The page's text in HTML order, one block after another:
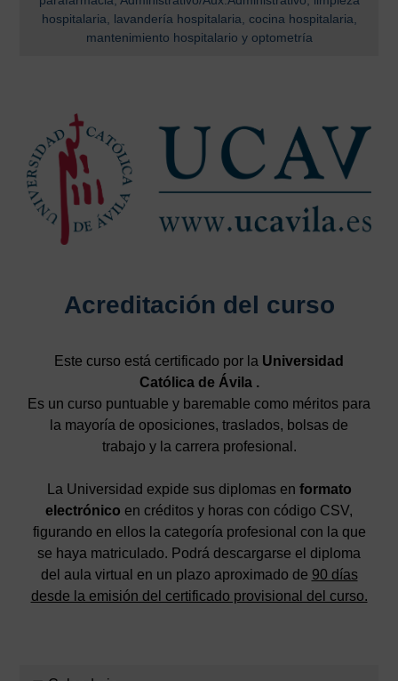
hospitalaria, lavandería hospitalaria, cocina hospitalaria,
mantenimiento hospitalario y optometría
Acreditación del curso
Este curso está certificado por la Universidad
Católica de Ávila .
Es un curso puntuable y baremable como méritos para
la mayoría de oposiciones, traslados, bolsas de
trabajo y la carrera profesional.
La Universidad expide sus diplomas en formato
electrónico en créditos y horas con código CSV,
figurando en ellos la categoría profesional con la que
se haya matriculado. Podrá descargarse el diploma
del aula virtual en un plazo aproximado de 90 días
desde la emisión del certificado provisional del curso.